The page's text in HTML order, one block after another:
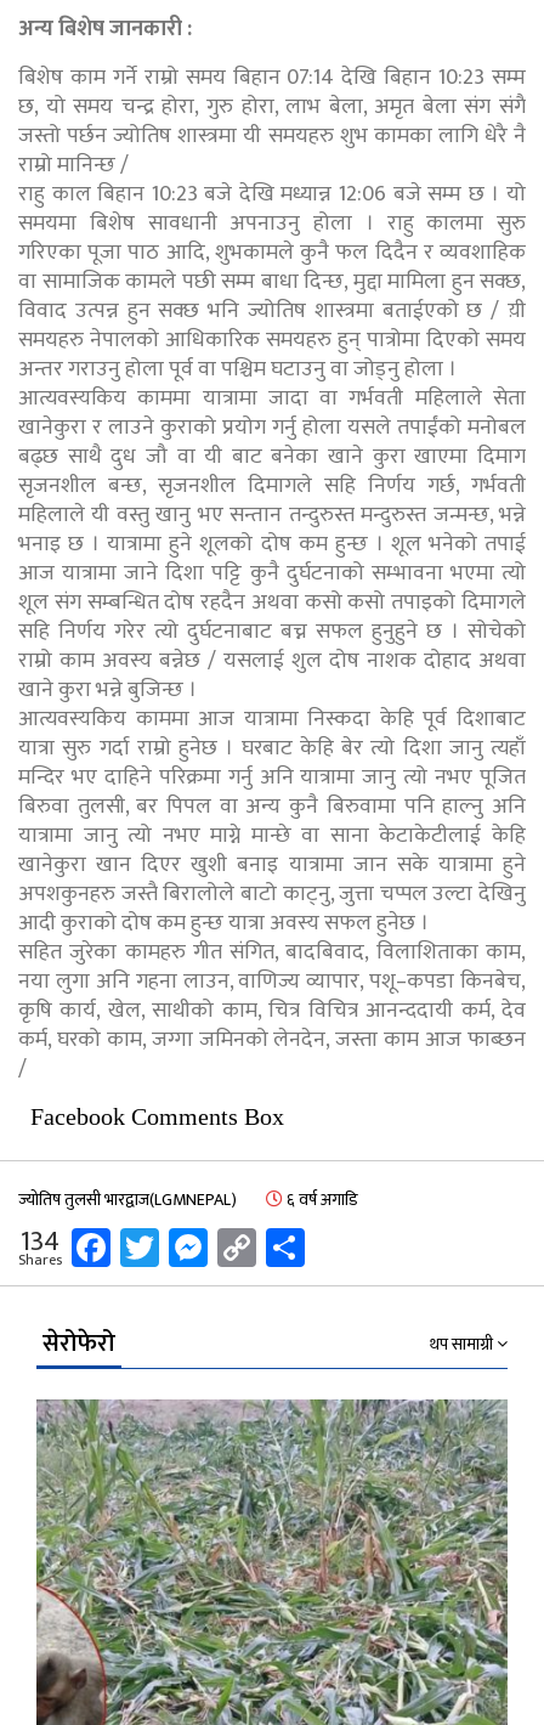
अन्य बिशेष जानकारी :
बिशेष काम गर्ने राम्रो समय बिहान 07:14 देखि बिहान 10:23 सम्म
छ, यो समय चन्द्र होरा, गुरु होरा, लाभ बेला, अमृत बेला संग संगै
जस्तो पर्छन ज्योतिष शास्त्रमा यी समयहरु शुभ कामका लागि धेरै नै
राम्रो मानिन्छ /
राहु काल बिहान 10:23 बजे देखि मध्यान्न 12:06 बजे सम्म छ । यो
समयमा बिशेष सावधानी अपनाउनु होला । राहु कालमा सुरु
गरिएका पूजा पाठ आदि, शुभकामले कुनै फल दिदैन र व्यवशाहिक
वा सामाजिक कामले पछी सम्म बाधा दिन्छ, मुद्दा मामिला हुन सक्छ,
विवाद उत्पन्न हुन सक्छ भनि ज्योतिष शास्त्रमा बताईएको छ / य़ी
समयहरु नेपालको आधिकारिक समयहरु हुन् पात्रोमा दिएको समय
अन्तर गराउनु होला पूर्व वा पश्चिम घटाउनु वा जोड्नु होला ।
आत्यवस्यकिय काममा यात्रामा जादा वा गर्भवती महिलाले सेता
खानेकुरा र लाउने कुराको प्रयोग गर्नु होला यसले तपाईंको मनोबल
बढ्छ साथै दुध जौ वा यी बाट बनेका खाने कुरा खाएमा दिमाग
सृजनशील बन्छ, सृजनशील दिमागले सहि निर्णय गर्छ, गर्भवती
महिलाले यी वस्तु खानु भए सन्तान तन्दुरुस्त मन्दुरुस्त जन्मन्छ, भन्ने
भनाइ छ । यात्रामा हुने शूलको दोष कम हुन्छ । शूल भनेको तपाई
आज यात्रामा जाने दिशा पट्टि कुनै दुर्घटनाको सम्भावना भएमा त्यो
शूल संग सम्बन्धित दोष रहदैन अथवा कसो कसो तपाइको दिमागले
सहि निर्णय गरेर त्यो दुर्घटनाबाट बच्न सफल हुनुहुने छ । सोचेको
राम्रो काम अवस्य बन्नेछ / यसलाई शुल दोष नाशक दोहाद अथवा
खाने कुरा भन्ने बुजिन्छ ।
आत्यवस्यकिय काममा आज यात्रामा निस्कदा केहि पूर्व दिशाबाट
यात्रा सुरु गर्दा राम्रो हुनेछ । घरबाट केहि बेर त्यो दिशा जानु त्यहाँ
मन्दिर भए दाहिने परिक्रमा गर्नु अनि यात्रामा जानु त्यो नभए पूजित
बिरुवा तुलसी, बर पिपल वा अन्य कुनै बिरुवामा पनि हाल्नु अनि
यात्रामा जानु त्यो नभए माग्ने मान्छे वा साना केटाकेटीलाई केहि
खानेकुरा खान दिएर खुशी बनाइ यात्रामा जान सके यात्रामा हुने
अपशकुनहरु जस्तै बिरालोले बाटो काट्नु, जुत्ता चप्पल उल्टा देखिनु
आदी कुराको दोष कम हुन्छ यात्रा अवस्य सफल हुनेछ ।
सहित जुरेका कामहरु गीत संगित, बादबिवाद, विलाशिताका काम,
नया लुगा अनि गहना लाउन, वाणिज्य व्यापार, पशू–कपडा किनबेच,
कृषि कार्य, खेल, साथीको काम, चित्र विचित्र आनन्ददायी कर्म, देव
कर्म, घरको काम, जग्गा जमिनको लेनदेन, जस्ता काम आज फाब्छन
/
Facebook Comments Box
ज्योतिष तुलसी भारद्वाज(LGMNEPAL) ६ वर्ष अगाडि
134
Shares Facebook
Twitter
Messenger
Copy
Link
सेरोफेरो थप सामाग्री